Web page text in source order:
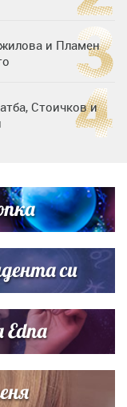
и Пламен
Стоичков и
ВИП гостите на
си